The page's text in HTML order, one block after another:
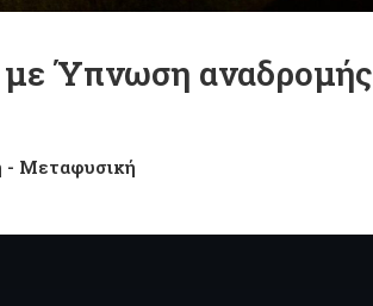
με Ύπνωση αναδρομής
- Μεταφυσική